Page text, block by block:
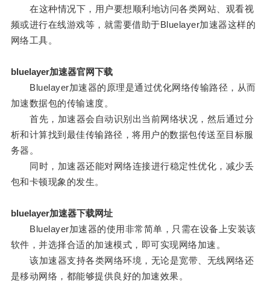
在这种情况下，用户要想顺利地访问各类网站、观看视
频或进行在线游戏等，就需要借助于Bluelayer加速器这样的
网络工具。
bluelayer加速器官网下载
Bluelayer加速器的原理是通过优化网络传输路径，从而
加速数据包的传输速度。
首先，加速器会自动识别出当前网络状况，然后通过分
析和计算找到最佳传输路径，将用户的数据包传送至目标服
务器。
同时，加速器还能对网络连接进行稳定性优化，减少丢
包和卡顿现象的发生。
bluelayer加速器下载网址
Bluelayer加速器的使用非常简单，只需在设备上安装该
软件，并选择合适的加速模式，即可实现网络加速。
该加速器支持各类网络环境，无论是宽带、无线网络还
是移动网络，都能够提供良好的加速效果。